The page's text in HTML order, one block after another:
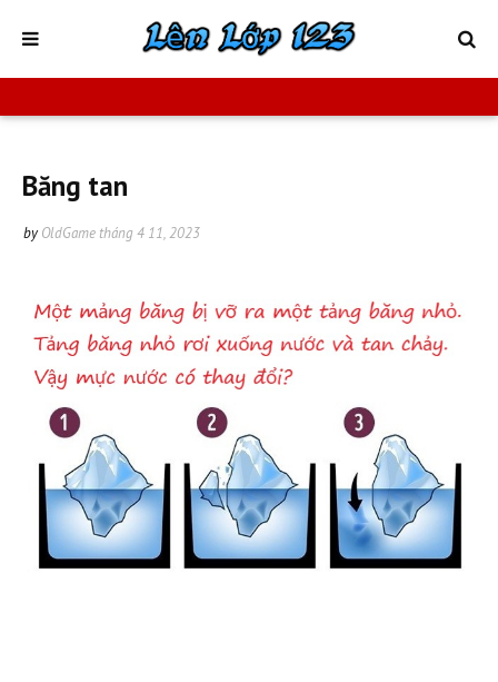
Băng tan
by OldGame tháng 4 11, 2023